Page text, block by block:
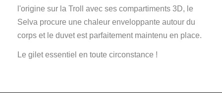
l'origine sur la Troll avec ses compartiments 3D, le
Selva procure une chaleur enveloppante autour du
corps et le duvet est parfaitement maintenu en place.
Le gilet essentiel en toute circonstance !